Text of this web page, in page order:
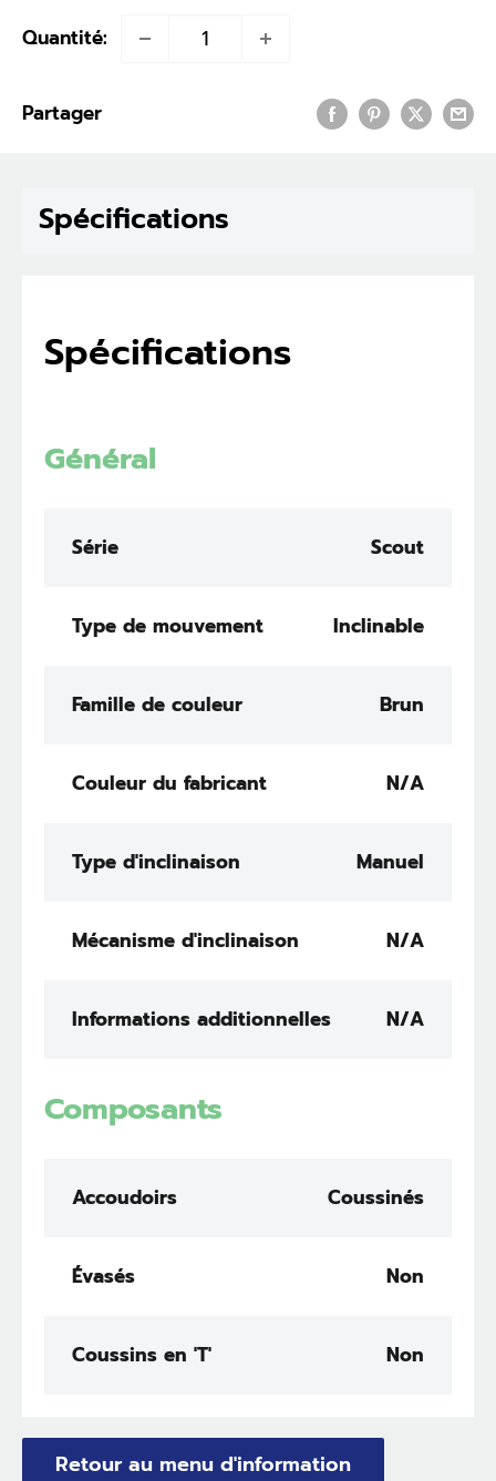
Quantité:
Partager
Spécifications
Spécifications
Général
Série Scout
Type de mouvement Inclinable
Famille de couleur Brun
Couleur du fabricant N/A
Type d'inclinaison Manuel
Mécanisme d'inclinaison N/A
Informations additionnelles N/A
Composants
Accoudoirs Coussinés
Évasés Non
Coussins en 'T' Non
Retour au menu d'information